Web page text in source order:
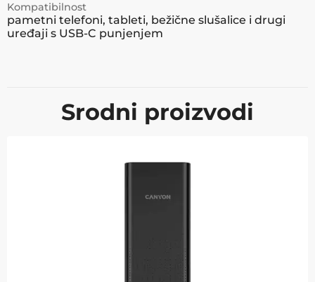
Kompatibilnost
pametni telefoni, tableti, bežične slušalice i drugi
uređaji s USB-C punjenjem
Srodni proizvodi